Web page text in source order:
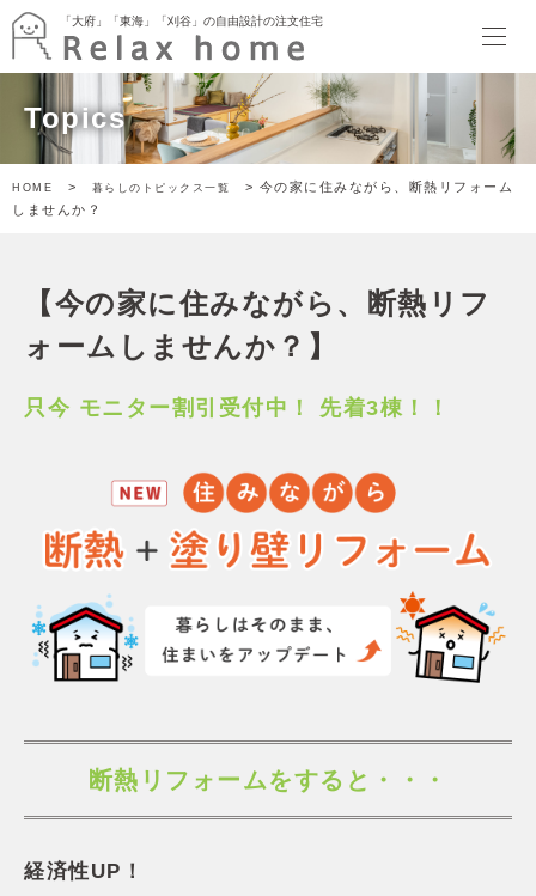
「大府」「東海」「刈谷」の自由設計の注文住宅
HOME
最新情報
イベント
暮らしのトピックス
Relax home ブログ
garden kitchen HOUSE
暮らしのスタイル
ぬりかべW断熱スタイル
ドマスタイル
家づくり
家づくりの流れ
性能
アフターメンテナンス・保証
土地・分譲住宅
リラックスホームについて
スタッフ紹介
お客様の声
「大府」「東海」「刈谷」の自由設計の注文住宅
Topics
HOME > 暮らしのトピックス一覧
> 今の家に住みながら、断熱リフォーム
しませんか？
【今の家に住みながら、断熱リフ
ォームしませんか？】
只今 モニター割引受付中！ 先着3棟！！
断熱リフォームをすると・・・
経済性UP！